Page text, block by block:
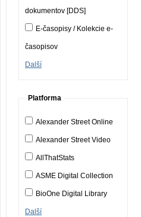
dokumentov [DDS]
E-časopisy / Kolekcie e-
časopisov
Další
Platforma
Alexander Street Online
Alexander Street Video
AllThatStats
ASME Digital Collection
BioOne Digital Library
Další